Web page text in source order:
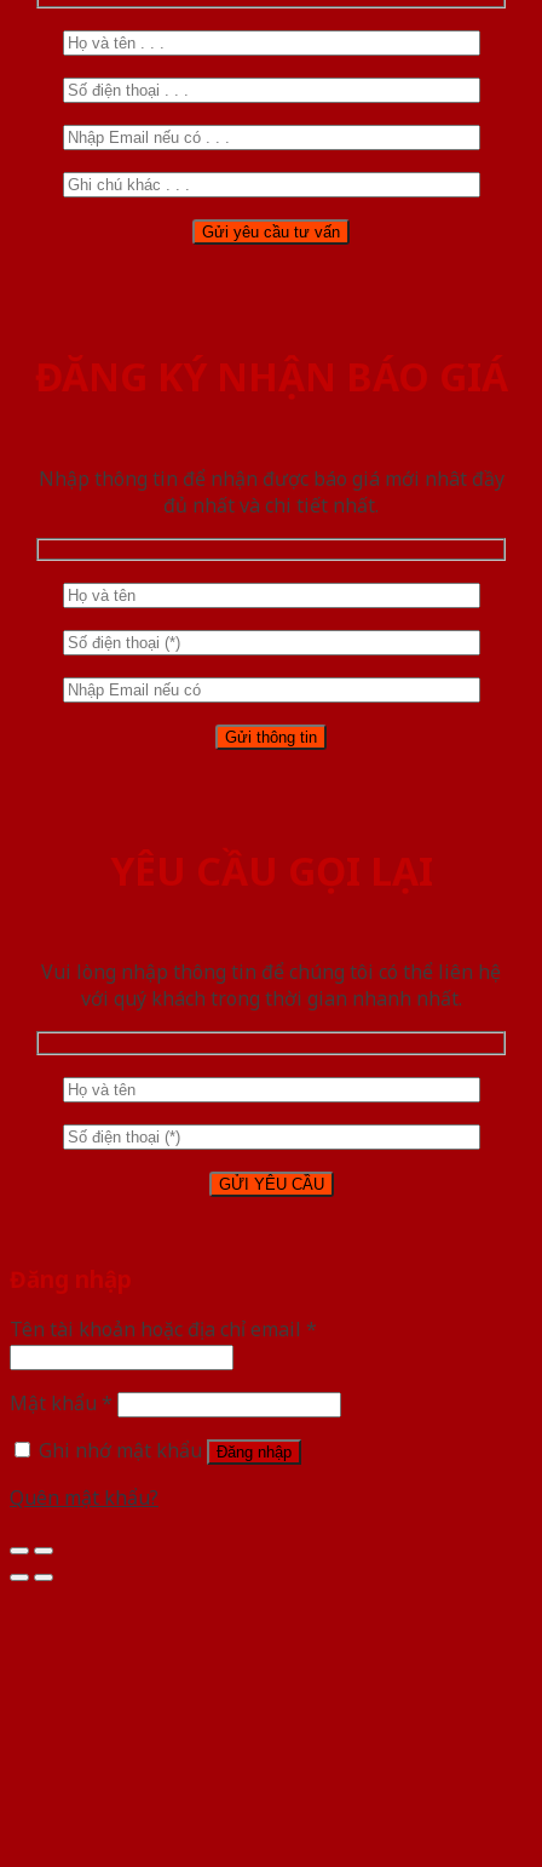
ĐĂNG KÝ NHẬN BÁO GIÁ
Nhập thông tin để nhận được báo giá mới nhât đầy
đủ nhất và chi tiết nhất.
YÊU CẦU GỌI LẠI
Vui lòng nhập thông tin để chúng tôi có thể liên hệ
với quý khách trong thời gian nhanh nhất.
Đăng nhập
Tên tài khoản hoặc địa chỉ email *
Mật khẩu *
Ghi nhớ mật khẩu
Đăng nhập
Quên mật khẩu?